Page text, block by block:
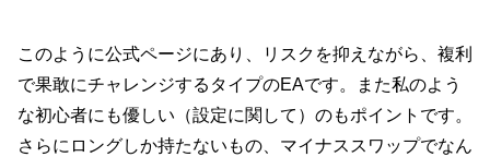
このように公式ページにあり、リスクを抑えながら、複利
で果敢にチャレンジするタイプのEAです。また私のよう
な初心者にも優しい（設定に関して）のもポイントです。
さらにロングしか持たないもの、マイナススワップでなん